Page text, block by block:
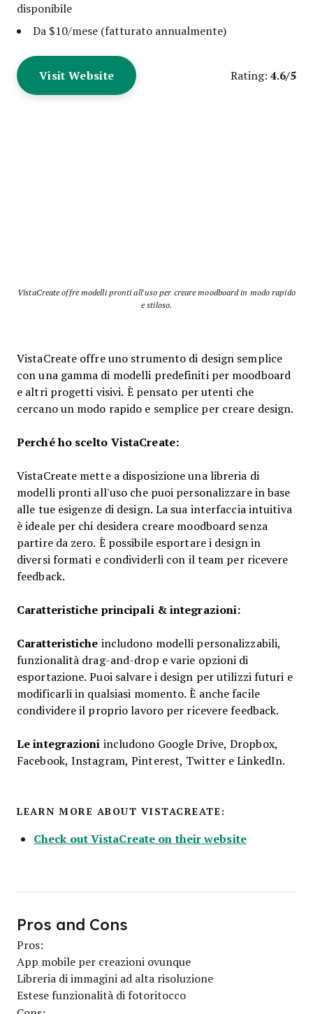
disponibile
Da $10/mese (fatturato annualmente)
Visit Website Rating: 4.6/5
VistaCreate offre modelli pronti all'uso per creare moodboard in modo rapido
e stiloso.
VistaCreate offre uno strumento di design semplice
con una gamma di modelli predefiniti per moodboard
e altri progetti visivi. È pensato per utenti che
cercano un modo rapido e semplice per creare design.
Perché ho scelto VistaCreate:
VistaCreate mette a disposizione una libreria di
modelli pronti all'uso che puoi personalizzare in base
alle tue esigenze di design. La sua interfaccia intuitiva
è ideale per chi desidera creare moodboard senza
partire da zero. È possibile esportare i design in
diversi formati e condividerli con il team per ricevere
feedback.
Caratteristiche principali & integrazioni:
Caratteristiche includono modelli personalizzabili,
funzionalità drag-and-drop e varie opzioni di
esportazione. Puoi salvare i design per utilizzi futuri e
modificarli in qualsiasi momento. È anche facile
condividere il proprio lavoro per ricevere feedback.
Le integrazioni includono Google Drive, Dropbox,
Facebook, Instagram, Pinterest, Twitter e LinkedIn.
LEARN MORE ABOUT VISTACREATE:
Check out VistaCreate on their website
Pros and Cons
Pros:
App mobile per creazioni ovunque
Libreria di immagini ad alta risoluzione
Estese funzionalità di fotoritocco